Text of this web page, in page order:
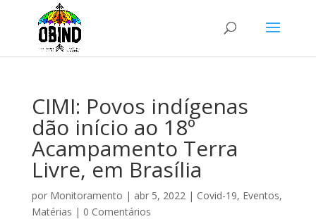
CIMI: Povos indígenas
dão início ao 18º
Acampamento Terra
Livre, em Brasília
por Monitoramento | abr 5, 2022| Covid-19, Eventos,
Matérias | 0 Comentários